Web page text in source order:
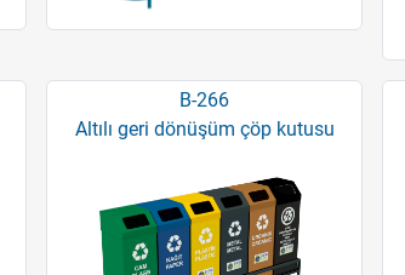
B-266
Altılı geri dönüşüm çöp kutusu